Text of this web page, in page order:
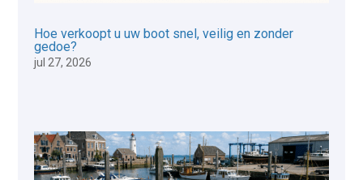
Hoe verkoopt u uw boot snel, veilig en zonder
gedoe?
jul 27, 2026